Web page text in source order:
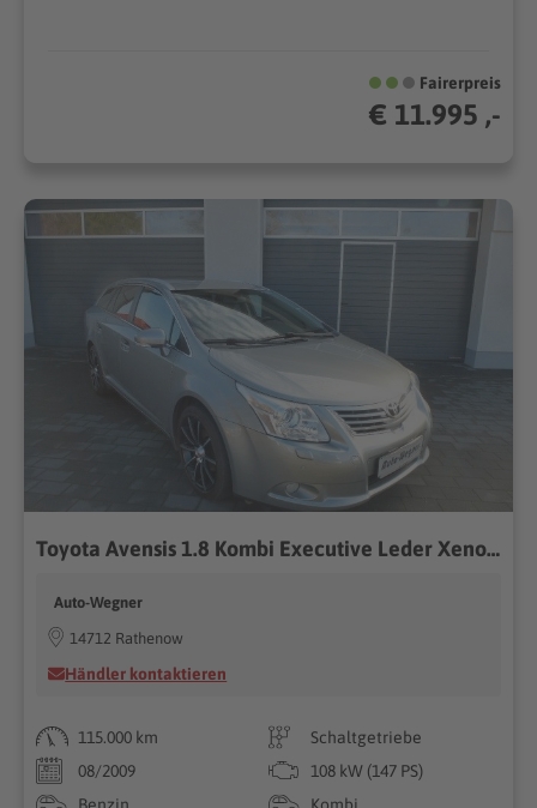
Fairerpreis
€ 11.995 ,-
Toyota Avensis 1.8 Kombi Executive Leder Xenon Scheckh.
Auto-Wegner
14712 Rathenow
Händler kontaktieren
115.000 km
Schaltgetriebe
08/2009
108 kW (147 PS)
Benzin
Kombi